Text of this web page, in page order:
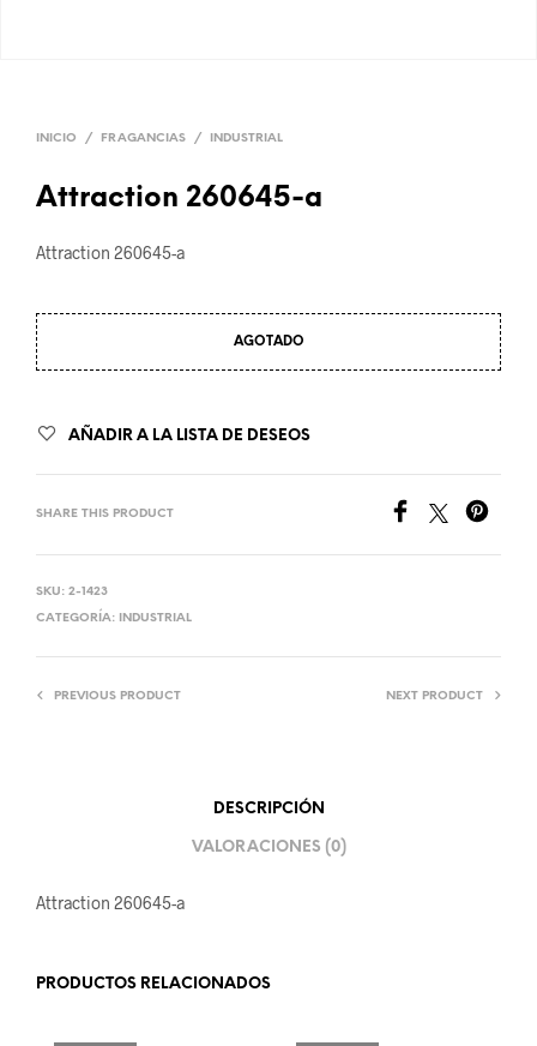
INICIO / FRAGANCIAS / INDUSTRIAL
Attraction 260645-a
Attraction 260645-a
AGOTADO
AÑADIR A LA LISTA DE DESEOS
SHARE THIS PRODUCT
SKU: 2-1423
CATEGORÍA:
INDUSTRIAL
PREVIOUS PRODUCT NEXT PRODUCT
DESCRIPCIÓN
VALORACIONES (0)
Attraction 260645-a
PRODUCTOS RELACIONADOS